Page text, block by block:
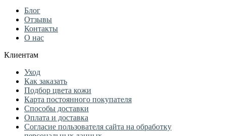
Блог
Отзывы
Контакты
О нас
Клиентам
Уход
Как заказать
Подбор цвета кожи
Карта постоянного покупателя
Способы доставки
Оплата и доставка
Согласие пользователя сайта на обработку